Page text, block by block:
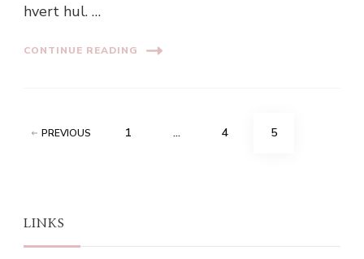
hvert hul. …
CONTINUE READING
Posts
PREVIOUS PAGE
1 … PAGE
4 PAGE
5
LINKS